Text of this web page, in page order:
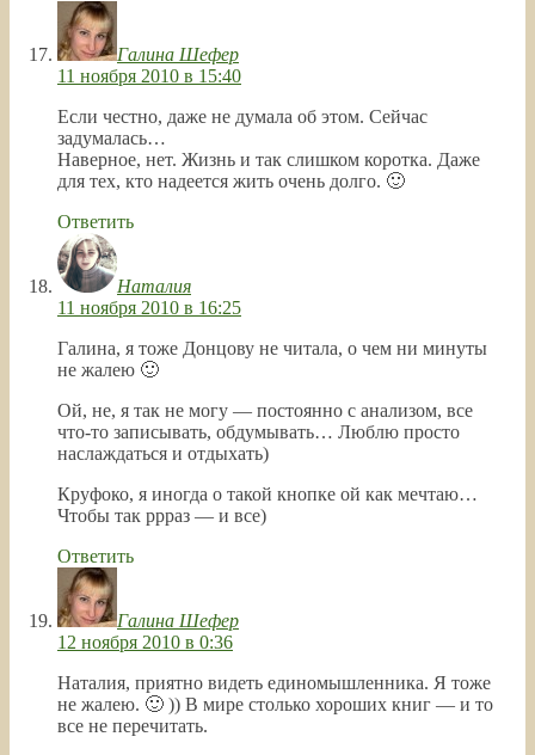
Галина Шефер
11 ноября 2010 в 15:40
Если честно, даже не думала об этом. Сейчас
задумалась…
Наверное, нет. Жизнь и так слишком коротка. Даже
для тех, кто надеется жить очень долго. 🙂
Ответить
Наталия
11 ноября 2010 в 16:25
Галина, я тоже Донцову не читала, о чем ни минуты
не жалею 🙂
Ой, не, я так не могу — постоянно с анализом, все
что-то записывать, обдумывать… Люблю просто
наслаждаться и отдыхать)
Круфоко, я иногда о такой кнопке ой как мечтаю…
Чтобы так ррраз — и все)
Ответить
Галина Шефер
12 ноября 2010 в 0:36
Наталия, приятно видеть единомышленника. Я тоже
не жалею. 🙂 )) В мире столько хороших книг — и то
все не перечитать.